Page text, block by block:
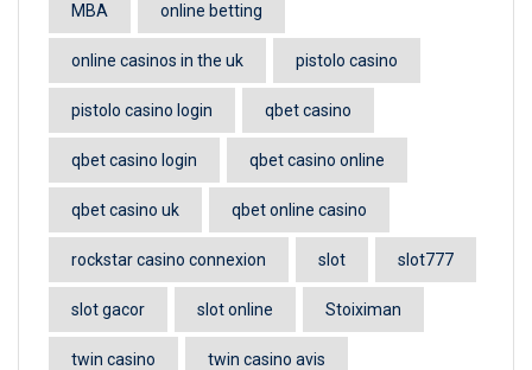
MBA online betting
online casinos in the uk pistolo casino
pistolo casino login qbet casino
qbet casino login qbet casino online
qbet casino uk qbet online casino
rockstar casino connexion slot slot777
slot gacor slot online Stoiximan
twin casino twin casino avis